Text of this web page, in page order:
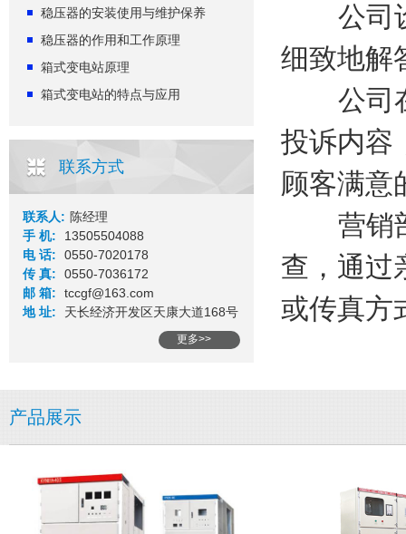
稳压器的安装使用与维护保养
稳压器的作用和工作原理
箱式变电站原理
箱式变电站的特点与应用
联系方式
联系人: 陈经理
手 机:
13505504088
电 话:
0550-7020178
传 真:
0550-7036172
邮 箱:
tccgf@163.com
地 址:
天长经济开发区天康大道168号
更多>>
公司设
细致地解
公司在
投诉内容
顾客满意
营销部
查，通过
或传真方
产品展示